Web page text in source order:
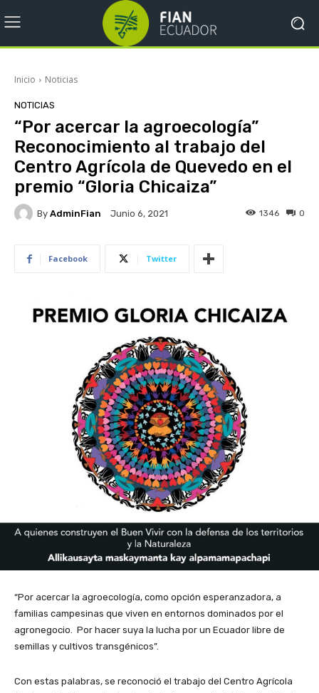
Inicio Noticias
NOTICIAS
“Por acercar la agroecología”
Reconocimiento al trabajo del
Centro Agrícola de Quevedo en el
premio “Gloria Chicaiza”
By AdminFian Junio 6, 2021 0
1346
Facebook Twitter
“Por acercar la agroecología, como opción esperanzadora, a
familias campesinas que viven en entornos dominados por el
agronegocio. Por hacer suya la lucha por un Ecuador libre de
semillas y cultivos transgénicos”.
Con estas palabras, se reconoció el trabajo del Centro Agrícola